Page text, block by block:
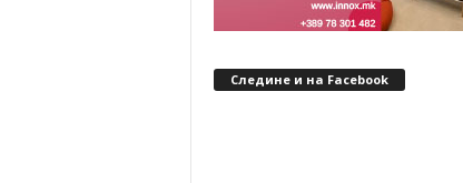
Следине и на Facebook